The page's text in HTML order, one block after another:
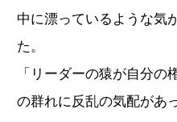
中に漂っているような気
た。
「リーダーの猿が自分の
の群れに反乱の気配があ